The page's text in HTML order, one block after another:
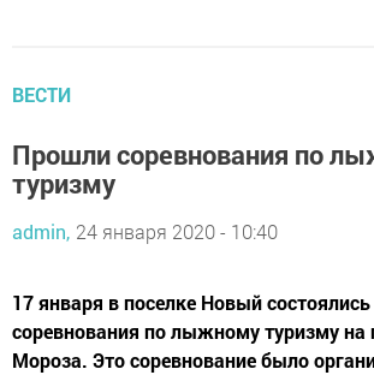
ВЕСТИ
Прошли соревнования по
туризму
admin, 24 января 2020 - 10:40
17 января в поселке Новый
соревнования по лыжному туризму
Мороза. Это соревнование было